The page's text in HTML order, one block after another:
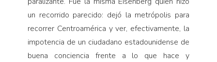
un recorrido parecido: dejó la metrópolis para
recorrer Centroamérica y ver, efectivamente, la
impotencia de un ciudadano estadounidense de
buena conciencia frente a lo que hace y